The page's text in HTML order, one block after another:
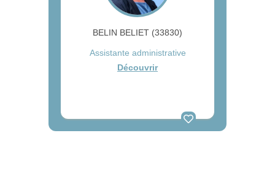
BELIN BELIET (33830)
Assistante administrative
Découvrir